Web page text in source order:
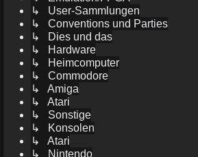
↳ User-Sammlungen
↳ Conventions und Parties
↳ Dies und das
↳ Hardware
↳ Heimcomputer
↳ Commodore
↳ Amiga
↳ Atari
↳ Sonstige
↳ Konsolen
↳ Atari
↳ Nintendo